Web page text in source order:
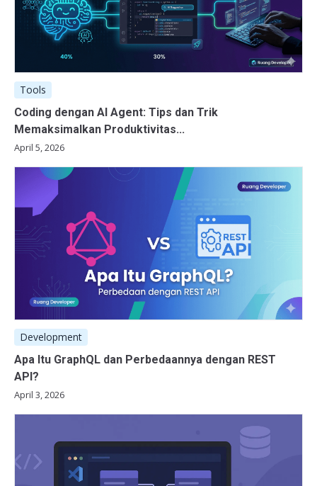
Tools
Coding dengan AI Agent: Tips dan Trik
Memaksimalkan Produktivitas...
April 5, 2026
Development
Apa Itu GraphQL dan Perbedaannya dengan REST
API?
April 3, 2026